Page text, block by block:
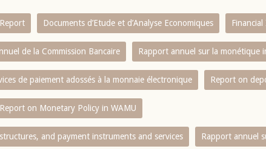
Documents d’Etude et d’Analyse Economiques
de la Commission Bancaire Rapport annuel sur la monétique
de paiement adossés à la monnaie électronique Report on
Report on Monetary Policy in WAMU
and payment instruments and services Rapport annuel